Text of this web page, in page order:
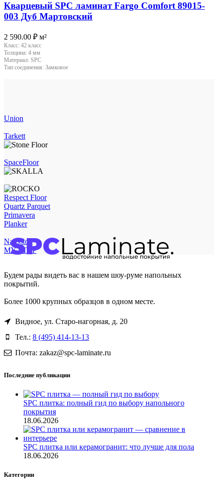
Кварцевый SPC ламинат Fargo Comfort 89015-
003 Дуб Мартовский
2 590.00 ₽ м²
Класс: 42 класс
Толщина: 4 мм
Материал: SPC
Тип соединения: Замковое
Union
Tarkett
SpaceFloor
Respect Floor
Quartz Parquet
Primavera
Planker
Natisston
MY STEP
Будем рады видеть вас в нашем шоу-руме напольных
покрытий.
Более 1000 крупных образцов в одном месте.
Видное, ул. Старо-нагорная, д. 20
Тел.: 8 (495) 414-13-13
Почта: zakaz@spc-laminate.ru
Последние публикации
SPC плитка: полный гид по выбору напольного
покрытия
18.06.2026
SPC плитка или керамогранит: что лучше для пола
18.06.2026
Категории